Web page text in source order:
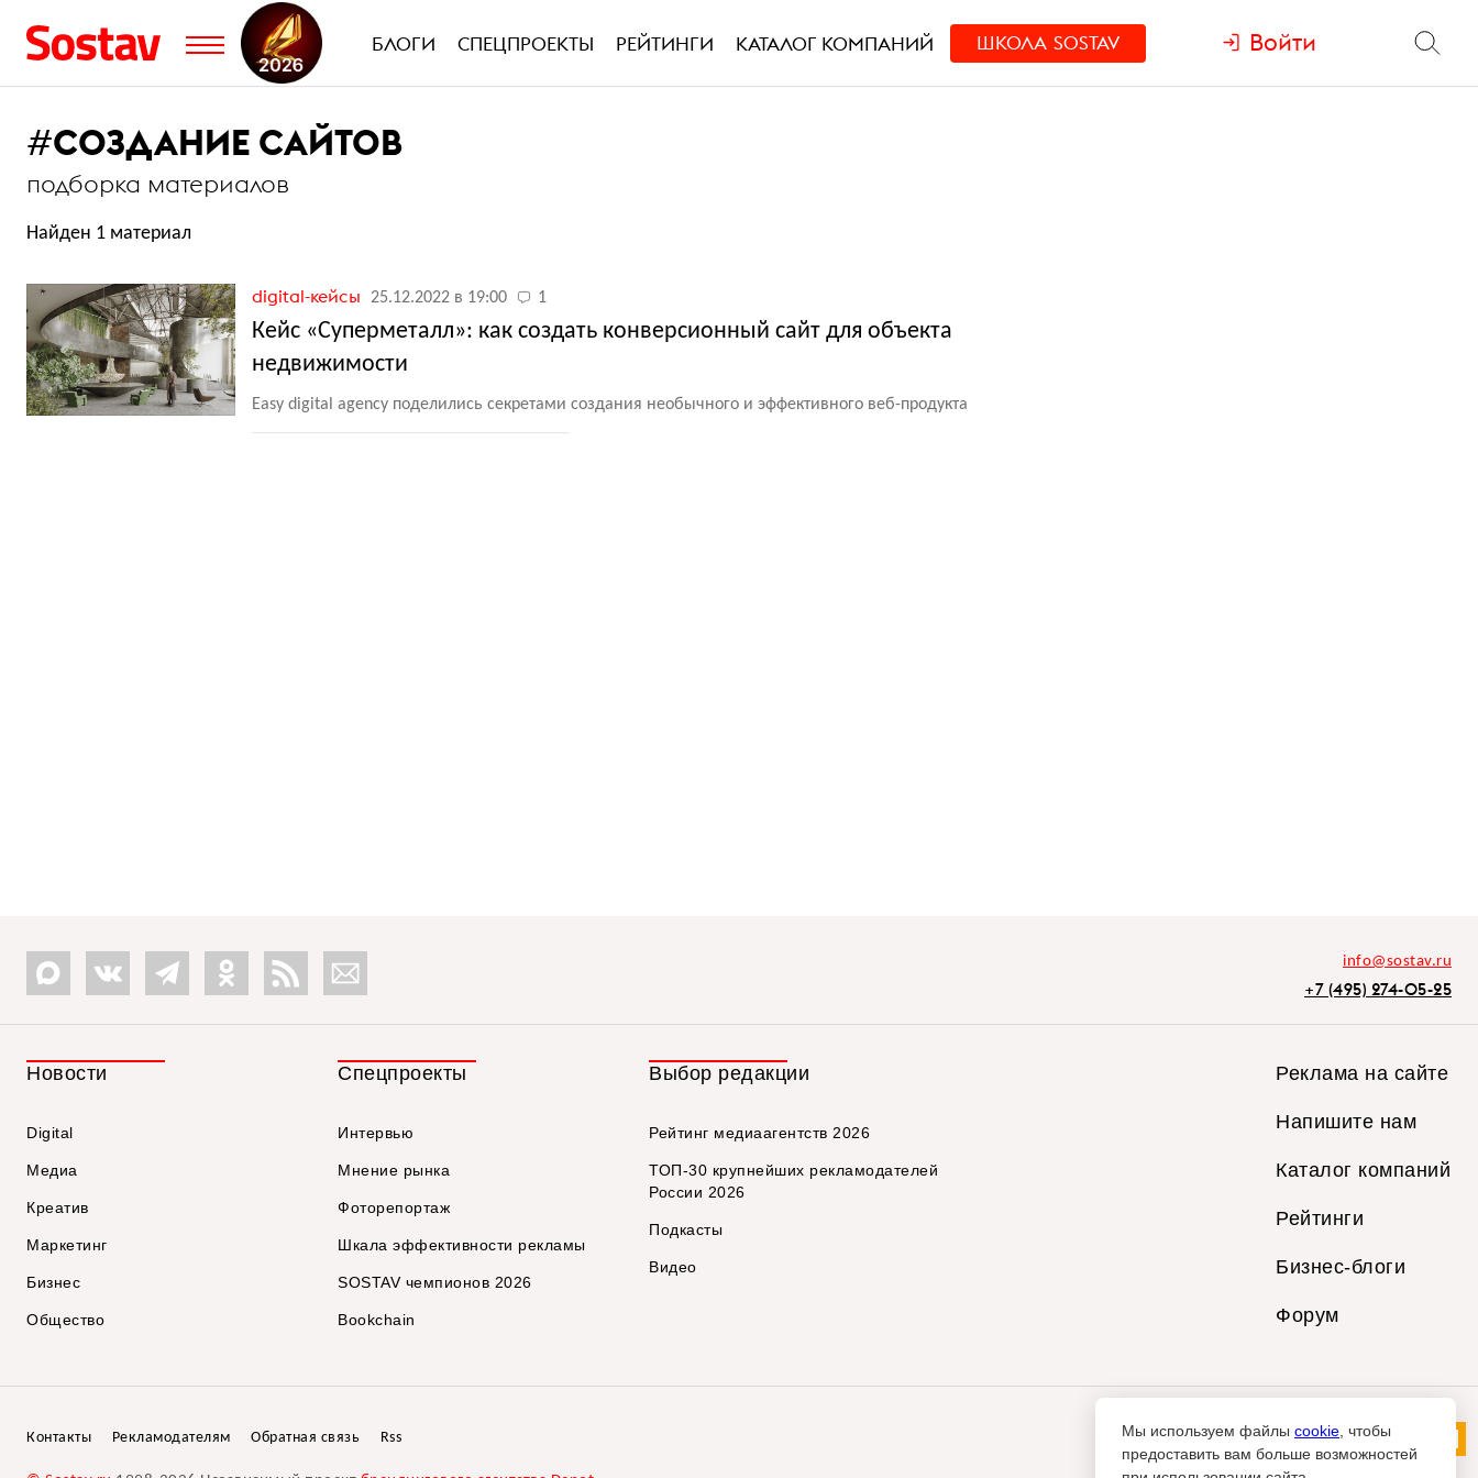
БЛОГИ СПЕЦПРОЕКТЫ РЕЙТИНГИ КАТАЛОГ КОМПАНИЙ ШКОЛА SOSTAV Войти
#СОЗДАНИЕ САЙТОВ
подборка материалов
Найден 1 материал
digital-кейсы 25.12.2022 в 19:00 1
Кейс «Суперметалл»: как создать конверсионный сайт для объекта
недвижимости
Easy digital agency поделились секретами создания необычного и эффективного веб-продукта
info@sostav.ru
+7 (495) 274-05-25
Новости
Digital
Медиа
Креатив
Маркетинг
Бизнес
Общество
Спецпроекты
Интервью
Мнение рынка
Фоторепортаж
Шкала эффективности рекламы
SOSTAV чемпионов 2026
Bookchain
Выбор редакции
Рейтинг медиаагентств 2026
ТОП-30 крупнейших рекламодателей
России 2026
Подкасты
Видео
Реклама на сайте
Напишите нам
Каталог компаний
Рейтинги
Бизнес-блоги
Форум
Контакты Рекламодателям Обратная связь Rss Мы используем файлы cookie , чтобы
предоставить вам больше возможностей